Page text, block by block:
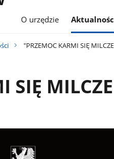
O urzędzie
"PRZEMOC KARMI SIĘ
SIĘ